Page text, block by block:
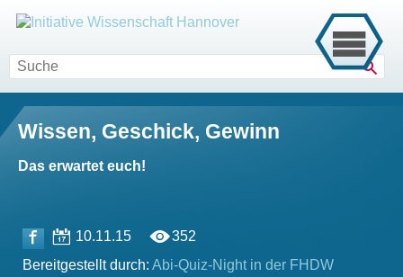
Wissen, Geschick, Gewinn
Das erwartet euch!
10.11.15
352
Bereitgestellt durch: Abi-Quiz-Night in der FHDW